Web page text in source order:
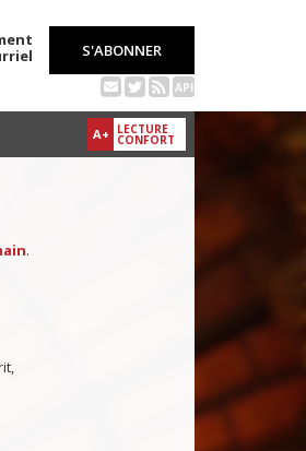
S'ABONNER
API
A+ LECTURE
CONFORT
.